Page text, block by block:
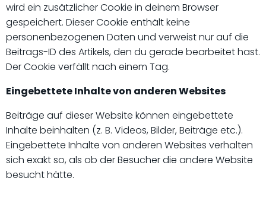
wird ein zusätzlicher Cookie in deinem Browser
gespeichert. Dieser Cookie enthält keine
personenbezogenen Daten und verweist nur auf die
Beitrags-ID des Artikels, den du gerade bearbeitet hast.
Der Cookie verfällt nach einem Tag.
Eingebettete Inhalte von anderen Websites
Beiträge auf dieser Website können eingebettete
Inhalte beinhalten (z. B. Videos, Bilder, Beiträge etc.).
Eingebettete Inhalte von anderen Websites verhalten
sich exakt so, als ob der Besucher die andere Website
besucht hätte.